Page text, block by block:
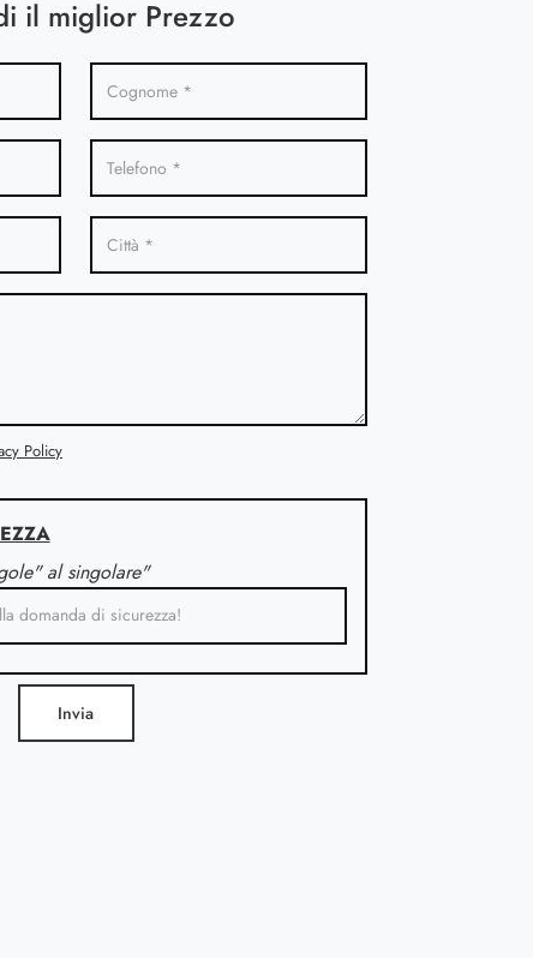
il miglior Prezzo
Policy
al singolare"
Invia